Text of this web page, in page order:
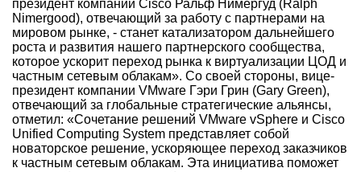
президент компании Cisco Ральф Нимергуд (Ralph
Nimergood), отвечающий за работу с партнерами на
мировом рынке, - станет катализатором дальнейшего
роста и развития нашего партнерского сообщества,
которое ускорит переход рынка к виртуализации ЦОД и
частным сетевым облакам». Со своей стороны, вице-
президент компании VMware Гэри Грин (Gary Green),
отвечающий за глобальные стратегические альянсы,
отметил: «Сочетание решений VMware vSphere и Cisco
Unified Computing System представляет собой
новаторское решение, ускоряющее переход заказчиков
к частным сетевым облакам. Эта инициатива поможет